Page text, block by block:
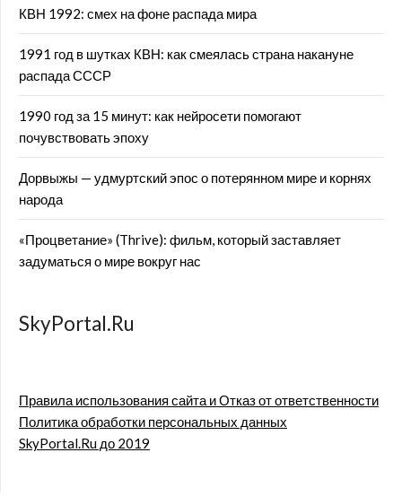
КВН 1992: смех на фоне распада мира
1991 год в шутках КВН: как смеялась страна накануне
распада СССР
1990 год за 15 минут: как нейросети помогают
почувствовать эпоху
Дорвыжы — удмуртский эпос о потерянном мире и корнях
народа
«Процветание» (Thrive): фильм, который заставляет
задуматься о мире вокруг нас
SkyPortal.Ru
Правила использования сайта и Отказ от ответственности
Политика обработки персональных данных
SkyPortal.Ru до 2019